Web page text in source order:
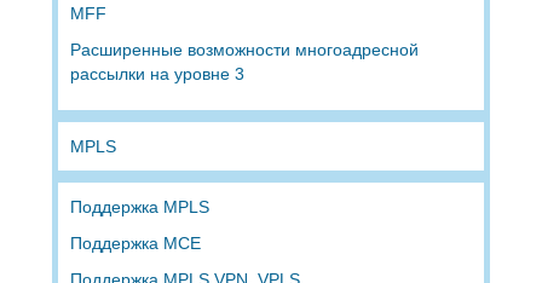
MFF
Расширенные возможности многоадресной
рассылки на уровне 3
MPLS
Поддержка MPLS
Поддержка MCE